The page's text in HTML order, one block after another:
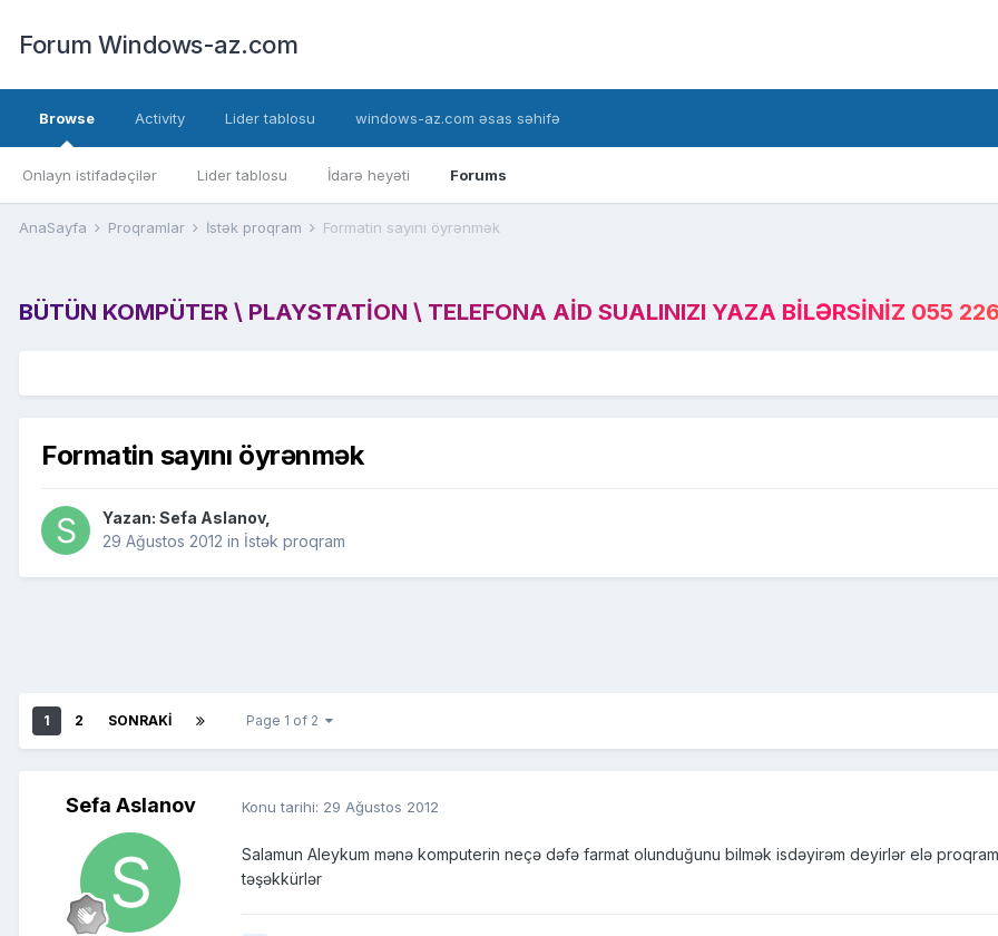
Forum Windows-az.com
Browse
Onlayn istifadəçilər Lider tablosu İdarə heyəti Forums
Activity Lider tablosu windows-az.com əsas səhifə
AnaSayfa Proqramlar İstək proqram Formatin sayını öyrənmək
BÜTÜN KOMPÜTER \ PLAYSTATION \ TELEFONA AID SUALINIZI YAZA BILƏRSINIZ 055
Formatin sayını öyrənmək
Yazan: Sefa Aslanov,
29 Ağustos 2012 in İstək proqram
1 2 SONRAKI Page 1 of 2
Sefa Aslanov Konu tarihi: 29 Ağustos 2012
Salamun Aleykum mənə komputerin neçə dəfə farmat olunduğunu bilmək isdəyirəm deyirlər elə
təşəkkürlər